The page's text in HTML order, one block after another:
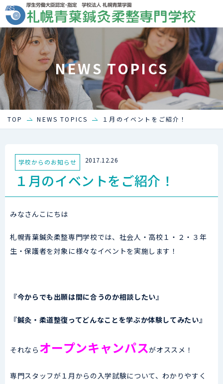
NEWS TOPICS
TOP NEWS TOPICS １月のイベントをご紹介！
学校からのお知らせ 2017.12.26
１月のイベントをご紹介！
みなさんこにちは
札幌青葉鍼灸柔整専門学校では、社会人・高校１・２・３年
生・保護者を対象に様々なイベントを実施します！
『今からでも出願は間に合うのか相談したい』
『鍼灸・柔道整復ってどんなことを学ぶか体験してみたい』
それなら オープンキャンパスがオススメ！
専門スタッフが１月からの入学試験について、わかりやすく